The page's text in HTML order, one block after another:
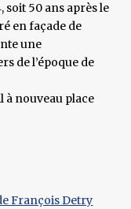
soit 50 ans après le
en façade de
une
de l’époque de
à nouveau place
François Detry